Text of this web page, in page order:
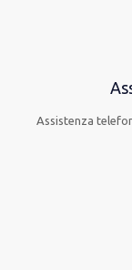
Assistenza